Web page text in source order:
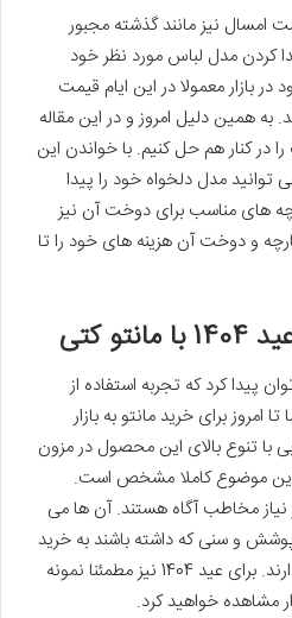
امسال نیز مانند گذشته مجبور
مدل لباس مورد نظر خود
بازار معمولا در این ایام قیمت
به همین دلیل امروز و در این مقاله
در کنار هم حل کنیم. با خواندن این
مدل دلخواه خود را پیدا
های مناسب برای دوخت آن نیز
و دوخت آن هزینه های خود را تا
کتی
پیدا کرد که تجربه استفاده از
امروز برای خرید مانتو به بازار
با تنوع بالای این محصول در مزون
موضوع کاملا مشخص است.
نیاز مخاطب آگاه هستند. آن ها می
پوشش و سنی که داشته باشند به خرید
و استفاده از مانتو کتی علاقه دارند. برای عید 1404 نیز مطمئنا نمونه
مشاهده خواهید کرد.